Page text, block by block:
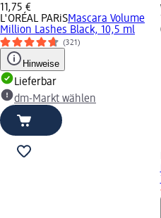
11,75 €
L'ORÉAL PARiSMascara Volume
Million Lashes Black, 10,5 ml
(321)
Hinweise
Lieferbar
dm-Markt wählen